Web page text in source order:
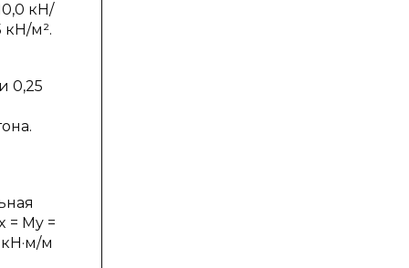
кН/
кН/м².
0,25
= My =
м